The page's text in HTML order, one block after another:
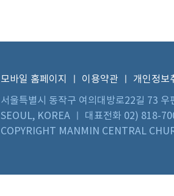
모바일 홈페이지 이용약관
개인정보
서울특별시 동작구 여의대방로22길 73
SEOUL, KOREA ㅣ 대표전화 02) 818-
COPYRIGHT MANMIN CENTRAL